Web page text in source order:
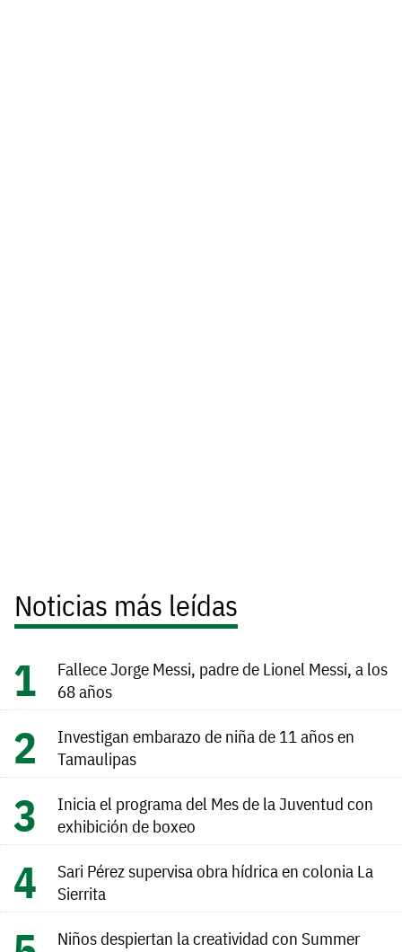
Noticias más leídas
Fallece Jorge Messi, padre de Lionel Messi, a los
68 años
Investigan embarazo de niña de 11 años en
Tamaulipas
Inicia el programa del Mes de la Juventud con
exhibición de boxeo
Sari Pérez supervisa obra hídrica en colonia La
Sierrita
Niños despiertan la creatividad con Summer